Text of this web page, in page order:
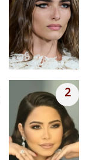
2